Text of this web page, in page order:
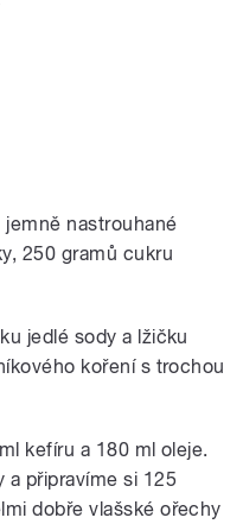
nastrouhané
250 gramů cukru
jedlé sody a lžičku
koření s trochou
kefíru a 180 ml oleje.
a připravíme si 125
dobře vlašské ořechy